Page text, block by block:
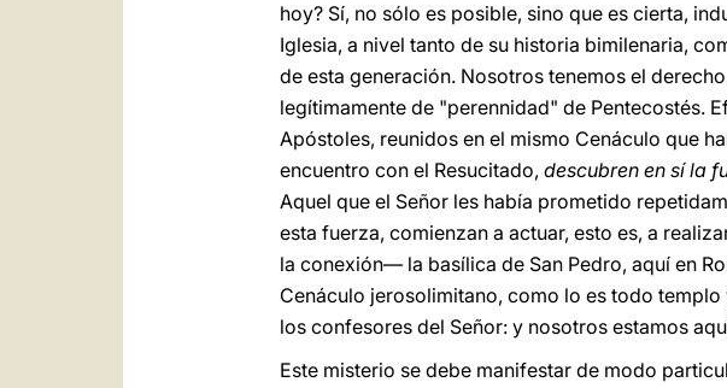
hoy? Sí, no sólo es posible, sino que es cierta,
Iglesia, a nivel tanto de su historia bimilenaria,
de esta generación. Nosotros tenemos el
legítimamente de "perennidad" de Pentecostés.
Apóstoles, reunidos en el mismo Cenáculo que
encuentro con el Resucitado, descubren en sí la
Aquel que el Señor les había prometido
esta fuerza, comienzan a actuar, esto es, a
la conexión— la basílica de San Pedro, aquí en
Cenáculo jerosolimitano, como lo es todo
los confesores del Señor: y nosotros estamos
Este misterio se debe manifestar de modo